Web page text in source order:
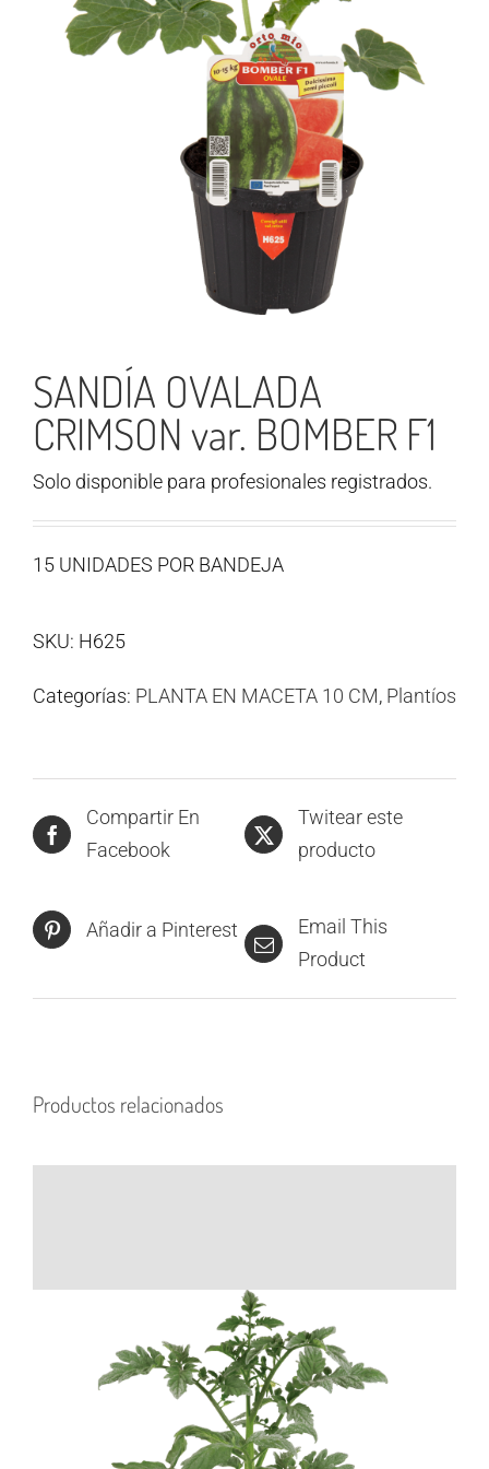
SANDÍA OVALADA
CRIMSON var. BOMBER F1
Solo disponible para profesionales registrados.
15 UNIDADES POR BANDEJA
SKU: H625
Categorías: PLANTA EN MACETA 10 CM, Plantíos
Compartir En
Facebook
Twitear este
producto
Añadir a Pinterest
Email This
Product
Productos relacionados